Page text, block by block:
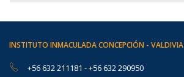
INSTITUTO INMACULADA CONCEPCIÓN - VALDIVIA
+56 632 211181 -+56 632 290950